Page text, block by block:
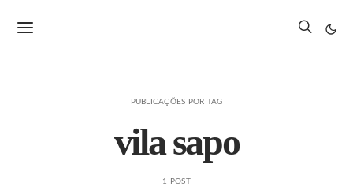
PUBLICAÇÕES POR TAG
vila sapo
1 POST